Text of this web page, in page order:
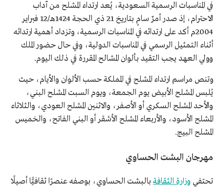
في المناسبات الرسمية السعودية، يُعد ارتداء المشلح من آداب
الاحترام، إذ صدر أمرٌ سامٍ بتاريخ 21 ذي الحجة 1424هـ/12 فبراير
2004م أكد على ارتدائه في المناسبات الرسمية، وتزداد أهمية ارتدائه
أثناء التمثيل الرسمي في المناسبات الدولية، وفي حال حضور الملك
وولي العهد يجب التقيد بألوان المشالح المقررة في ذلك اليوم.
وتنص مراسم ارتداء المشلح في المملكة حسب الألوان والأيام، حيث
يُلبس المشلح الأبيض يوم الجمعة، ويوم السبت المشلح البني،
والأحد المشلح السكري أو الأصفر، والاثنين المشلح العودي، والثلاثاء
المشلح الأسود، والأربعاء المشلح الأشقر أو البني الفاتح، والخميس
المشلح البيج.
مهرجان البشت الحساوي
تحتفي وزارة الثقافة بالبشت الحساوي، بوصفه عنصرًا ثقافيًّا أصيلًا